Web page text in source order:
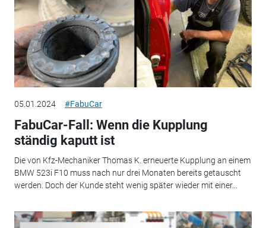
05.01.2024 #FabuCar
FabuCar-Fall: Wenn die Kupplung
ständig kaputt ist
Die von Kfz-Mechaniker Thomas K. erneuerte Kupplung an einem
BMW 523i F10 muss nach nur drei Monaten bereits getauscht
werden. Doch der Kunde steht wenig später wieder mit einer...